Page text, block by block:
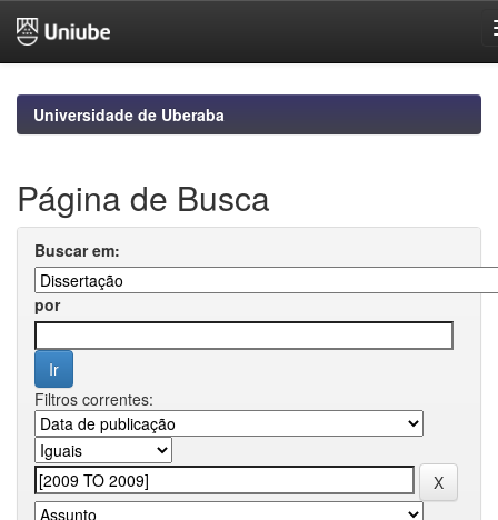
navigationUniversidade de Uberaba
Página de Busca
Buscar em:
por
Filtros correntes: